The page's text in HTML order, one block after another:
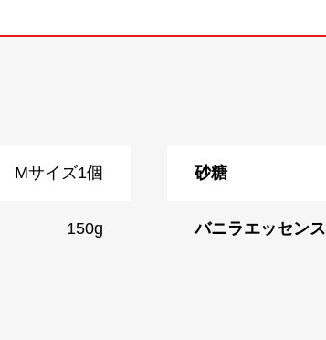
Mサイズ1個 砂糖
150g バニラエッセンス